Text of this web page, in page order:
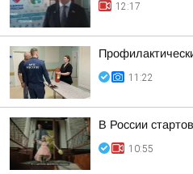
12:17
11:22
В России
10:55